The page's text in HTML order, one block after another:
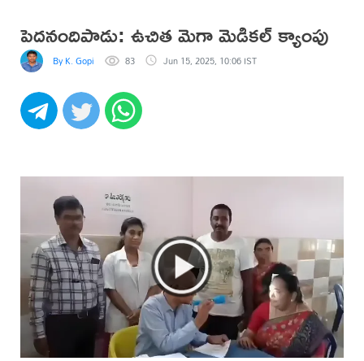
పెదనందిపాడు: ఉచిత మెగా మెడికల్ క్యాంపు
By K. Gopi 83 Jun 15, 2025, 10:06 IST